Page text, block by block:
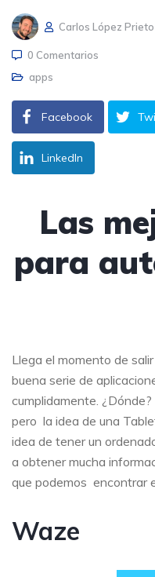
Carlos López Prieto
0 Comentarios
apps
Facebook
LinkedIn
Las
para
Llega el momento de
buena serie de
cumplidamente.
pero la idea de una
idea de tener un
a obtener mucha
que podemos encontrar
Waze